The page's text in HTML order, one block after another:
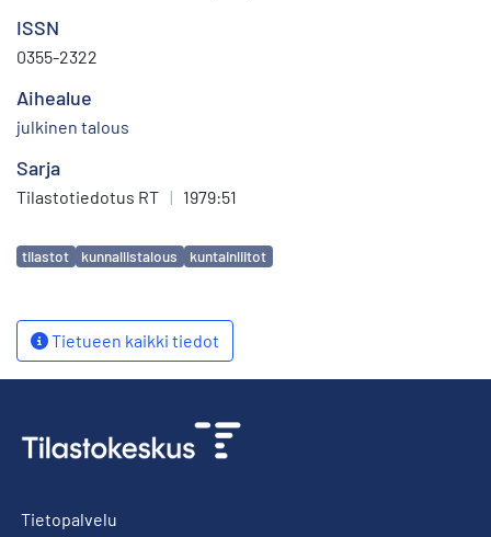
ISSN
0355-2322
Aihealue
julkinen talous
Sarja
Tilastotiedotus RT | 1979:51
Avainsanat
tilastot kunnallistalous kuntainliitot
Tietueen kaikki tiedot
Tietopalvelu